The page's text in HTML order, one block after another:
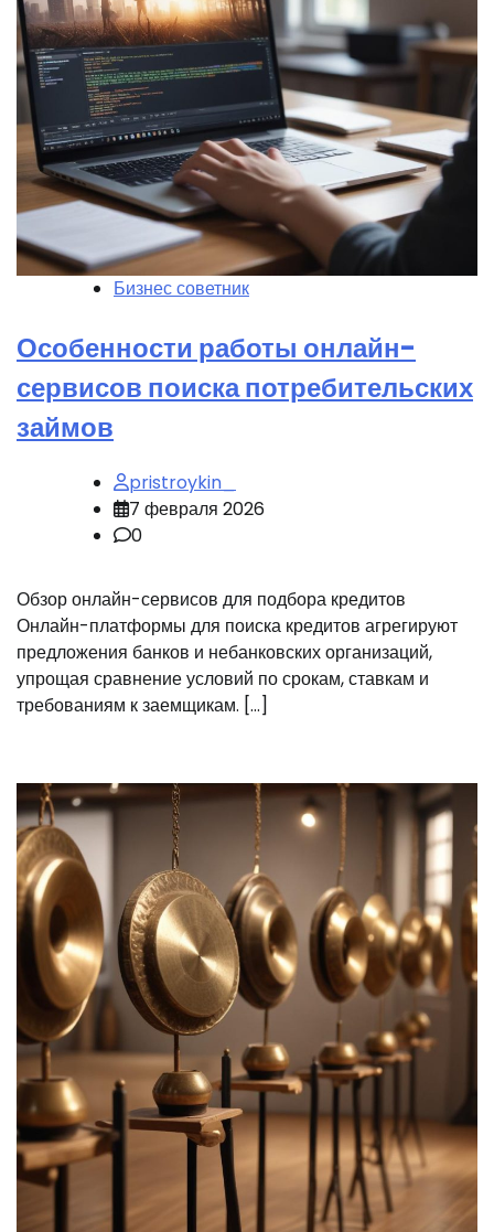
Бизнес советник
Особенности работы онлайн-
сервисов поиска потребительских
займов
pristroykin_
7 февраля 2026
0
Обзор онлайн-сервисов для подбора кредитов
Онлайн-платформы для поиска кредитов агрегируют
предложения банков и небанковских организаций,
упрощая сравнение условий по срокам, ставкам и
требованиям к заемщикам. […]